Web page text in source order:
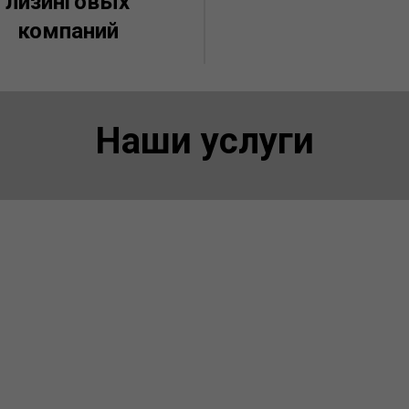
компаний
Наши услуги